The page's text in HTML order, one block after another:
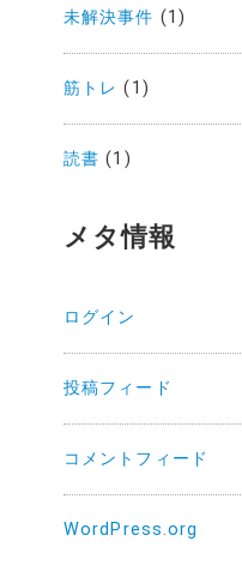
未解決事件 (1)
筋トレ (1)
読書 (1)
メタ情報
ログイン
投稿フィード
コメントフィード
WordPress.org